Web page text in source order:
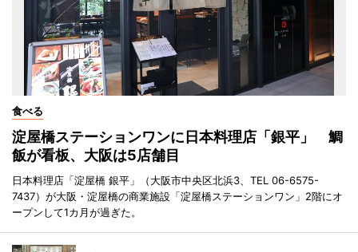
食べる
淀屋橋ステーションワンに日本料理店「銀平」 鯛
飯が看板、大阪は5店舗目
日本料理店「淀屋橋 銀平」（大阪市中央区北浜3、TEL 06-6575-
7437）が大阪・淀屋橋の商業施設「淀屋橋ステーションワン」2階にオ
ープンして1カ月が過ぎた。